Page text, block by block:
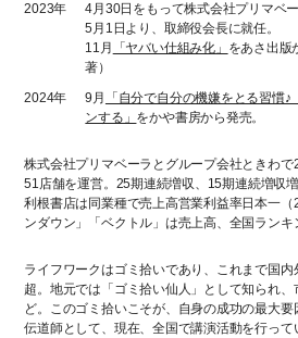
2023年
4月30日をもって株式会社プリマベ
5月1日より、取締役会長に就任。
11月
「ヤバい仕組み化」 をあさ出版
著）
2024年
9月
「自分で自分の機嫌をとる習慣
ンする」 をかや書房から発売。
株式会社プリマベーラとグループ会社ときわ
51店舗を運営。25期連続増収、15期連続増収
利根書店は同業種で売上高営業利益率日本一
ンダウン」「ベクトル」は売上高、全国ランキ
ライフワークはゴミ拾いであり、これまで国
超。地元では「ゴミ拾い仙人」として知られ
ど。このゴミ拾いこそが、自身の成功の最大
伝道師として、現在、全国で講演活動を行って